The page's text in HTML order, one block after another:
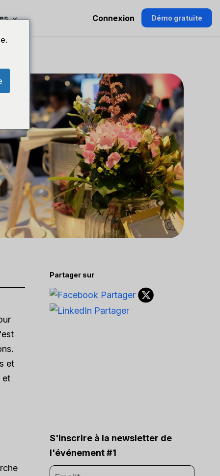
Connexion Démo gratuite
et
et
Partager sur
S'inscrire à la newsletter de
l'événement #1